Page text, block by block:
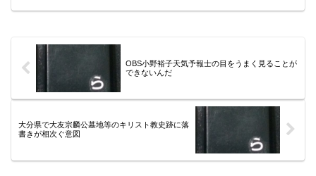
OBS小野裕子天気予報士の目をうまく見ることが
できないんだ
大分県で大友宗麟公墓地等のキリスト教史跡に落
書きが相次ぐ意図